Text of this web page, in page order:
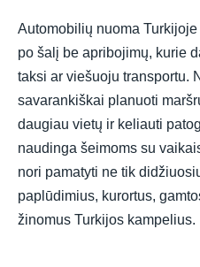
Automobilių nuoma
po šalį be apribojimų, kurie
taksi ar viešuoju transportu.
savarankiškai planuoti
daugiau vietų ir keliauti
naudinga šeimoms su
nori pamatyti ne tik
paplūdimius, kurortus,
žinomus Turkijos kampelius.